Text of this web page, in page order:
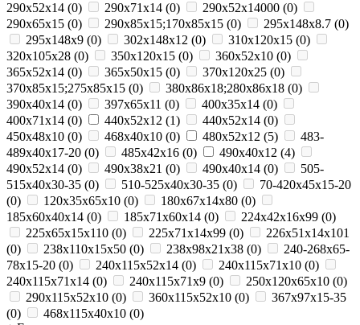
290x52x14 (0) 290x71x14 (0) 290х52х14000 (0)
290х65х15 (0) 290х85х15;170х85х15 (0) 295х148х8.7 (0)
295х148х9 (0) 302х148х12 (0) 310x120x15 (0)
320x105x28 (0) 350x120x15 (0) 360х52х10 (0)
365x52x14 (0) 365х50х15 (0) 370х120х25 (0)
370х85х15;275х85х15 (0) 380х86х18;280х86х18 (0)
390x40x14 (0) 397x65x11 (0) 400х35х14 (0)
400х71х14 (0) 440x52x12 (1) 440х52х14 (0)
450x48x10 (0) 468x40x10 (0) 480х52х12 (5)
483-
489x40x17-20 (0) 485х42х16 (0) 490x40x12 (4)
490x52x14 (0) 490х38х21 (0) 490х40х14 (0)
505-
515x40x30-35 (0) 510-525x40x30-35 (0)
70-420x45x15-20
(0) 120x35x65x10 (0) 180х67х14х80 (0)
185x60x40x14 (0) 185х71х60х14 (0) 224х42х16х99 (0)
225х65х15х110 (0) 225х71х14х99 (0)
226х51х14х101
(0) 238х110х15х50 (0) 238х98х21х38 (0)
240-268x65-
78x15-20 (0) 240x115x52x14 (0) 240x115x71x10 (0)
240x115x71x14 (0) 240x115x71x9 (0) 250x120x65x10 (0)
290x115x52x10 (0) 360x115x52x10 (0)
367x97x15-35
(0) 468x115x40x10 (0)